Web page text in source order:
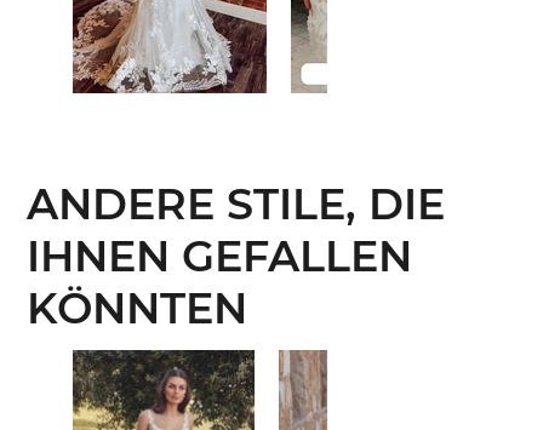
ANDERE STILE, DIE
IHNEN GEFALLEN
KÖNNTEN